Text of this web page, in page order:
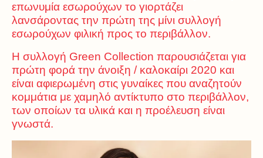
επωνυμία εσωρούχων το γιορτάζει
λανσάροντας την πρώτη της μίνι συλλογή
εσωρούχων φιλική προς το περιβάλλον.
Η συλλογή Green Collection παρουσιάζεται για
πρώτη φορά την άνοιξη / καλοκαίρι 2020 και
είναι αφιερωμένη στις γυναίκες που αναζητούν
κομμάτια με χαμηλό αντίκτυπο στο περιβάλλον,
των οποίων τα υλικά και η προέλευση είναι
γνωστά.